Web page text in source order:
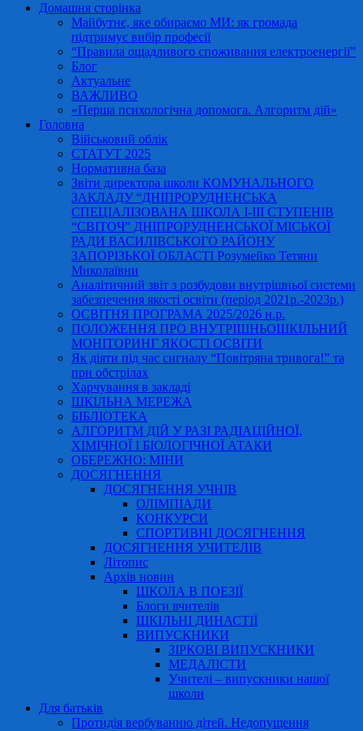
Домашня сторінка
Майбутнє, яке обираємо МИ: як громада
підтримує вибір професії
“Правила ощадливого споживання електроенергії”
Блог
Актуальне
ВАЖЛИВО
«Перша психологічна допомога. Алгоритм дій»
Головна
Військовий облік
СТАТУТ 2025
Нормативна база
Звіти директора школи КОМУНАЛЬНОГО
ЗАКЛАДУ “ДНІПРОРУДНЕНСЬКА
СПЕЦІАЛІЗОВАНА ШКОЛА І-ІІІ СТУПЕНІВ
“СВІТОЧ” ДНІПРОРУДНЕНСЬКОЇ МІСЬКОЇ
РАДИ ВАСИЛІВСЬКОГО РАЙОНУ
ЗАПОРІЗЬКОЇ ОБЛАСТІ Розумейко Тетяни
Миколаївни
Аналітичний звіт з розбудови внутрішньої системи
забезпечення якості освіти (період 2021р.-2023р.)
ОСВІТНЯ ПРОГРАМА 2025/2026 н.р.
ПОЛОЖЕННЯ ПРО ВНУТРІШНЬОШКІЛЬНИЙ
МОНІТОРИНГ ЯКОСТІ ОСВІТИ
Як діяти під час сигналу “Повітряна тривога!” та
при обстрілах
Харчування в закладі
ШКІЛЬНА МЕРЕЖА
БІБЛІОТЕКА
АЛГОРИТМ ДІЙ У РАЗІ РАДІАЦІЙНОЇ,
ХІМІЧНОЇ І БІОЛОГІЧНОЇ АТАКИ
ОБЕРЕЖНО: МІНИ
ДОСЯГНЕННЯ
ДОСЯГНЕННЯ УЧНІВ
ОЛІМПІАДИ
КОНКУРСИ
СПОРТИВНІ ДОСЯГНЕННЯ
ДОСЯГНЕННЯ УЧИТЕЛІВ
Літопис
Архів новин
ШКОЛА В ПОЕЗІЇ
Блоги вчителів
ШКІЛЬНІ ДИНАСТІЇ
ВИПУСКНИКИ
ЗІРКОВІ ВИПУСКНИКИ
МЕДАЛІСТИ
Учителі – випускники нашої
школи
Для батьків
Протидія вербуванню дітей. Недопущення